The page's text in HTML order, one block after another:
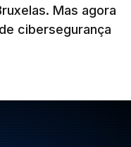
Mas agora
cibersegurança